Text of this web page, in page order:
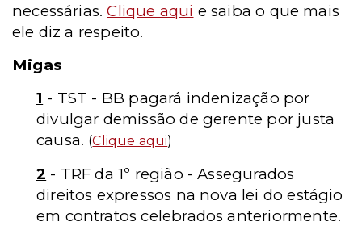
necessárias.Clique aqui e saiba o que mais
ele diz a respeito.
Migas
1 - TST - BB pagará indenização por
divulgar demissão de gerente por justa
causa. (Clique aqui)
2 - TRF da 1º região - Assegurados
direitos expressos na nova lei do estágio
em contratos celebrados anteriormente.